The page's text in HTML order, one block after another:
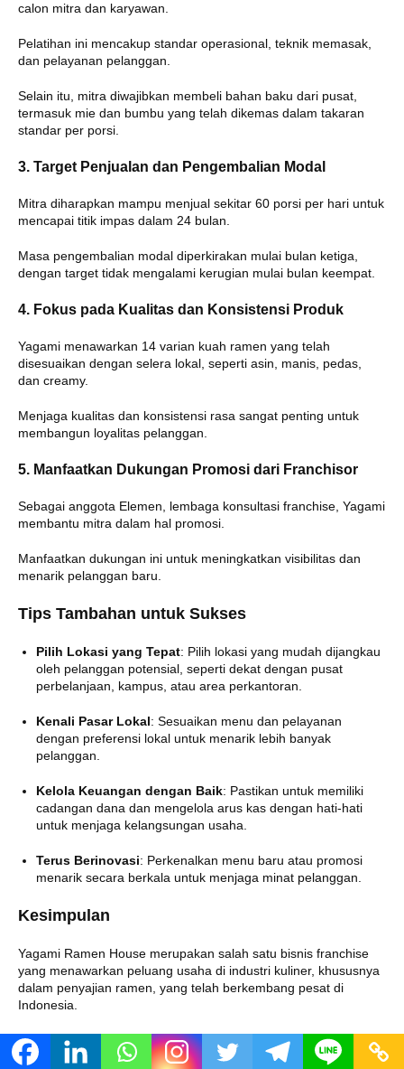
calon mitra dan karyawan.
Pelatihan ini mencakup standar operasional, teknik memasak,
dan pelayanan pelanggan.
Selain itu, mitra diwajibkan membeli bahan baku dari pusat,
termasuk mie dan bumbu yang telah dikemas dalam takaran
standar per porsi.
3. Target Penjualan dan Pengembalian Modal
Mitra diharapkan mampu menjual sekitar 60 porsi per hari untuk
mencapai titik impas dalam 24 bulan.
Masa pengembalian modal diperkirakan mulai bulan ketiga,
dengan target tidak mengalami kerugian mulai bulan keempat.
4. Fokus pada Kualitas dan Konsistensi Produk
Yagami menawarkan 14 varian kuah ramen yang telah
disesuaikan dengan selera lokal, seperti asin, manis, pedas,
dan creamy.
Menjaga kualitas dan konsistensi rasa sangat penting untuk
membangun loyalitas pelanggan.
5. Manfaatkan Dukungan Promosi dari Franchisor
Sebagai anggota Elemen, lembaga konsultasi franchise, Yagami
membantu mitra dalam hal promosi.
Manfaatkan dukungan ini untuk meningkatkan visibilitas dan
menarik pelanggan baru.
Tips Tambahan untuk Sukses
Pilih Lokasi yang Tepat: Pilih lokasi yang mudah dijangkau
oleh pelanggan potensial, seperti dekat dengan pusat
perbelanjaan, kampus, atau area perkantoran.
Kenali Pasar Lokal: Sesuaikan menu dan pelayanan
dengan preferensi lokal untuk menarik lebih banyak
pelanggan.
Kelola Keuangan dengan Baik: Pastikan untuk memiliki
cadangan dana dan mengelola arus kas dengan hati-hati
untuk menjaga kelangsungan usaha.
Terus Berinovasi: Perkenalkan menu baru atau promosi
menarik secara berkala untuk menjaga minat pelanggan.
Kesimpulan
Yagami Ramen House merupakan salah satu bisnis franchise
yang menawarkan peluang usaha di industri kuliner, khususnya
dalam penyajian ramen, yang telah berkembang pesat di
Indonesia.
Konsep bisnis ini berfokus pada kualitas produk yang tinggi,
dengan bahan-bahan pilihan dan resep ramen yang autentik,